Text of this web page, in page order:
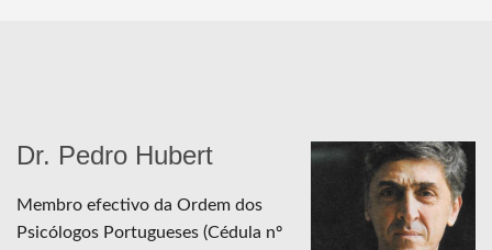
Dr. Pedro Hubert
Membro efectivo da Ordem dos
Psicólogos Portugueses (Cédula nº